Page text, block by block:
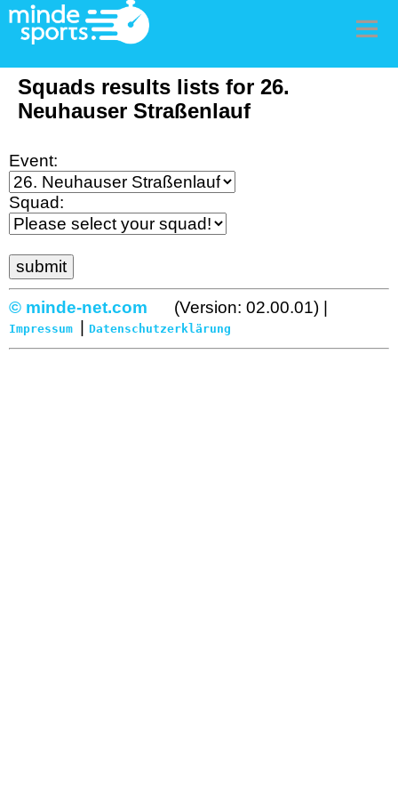
Squads results lists for 26.
Neuhauser Straßenlauf
Event:
Squad:
© minde-net.com (Version: 02.00.01) |
Impressum Datenschutzerklärung